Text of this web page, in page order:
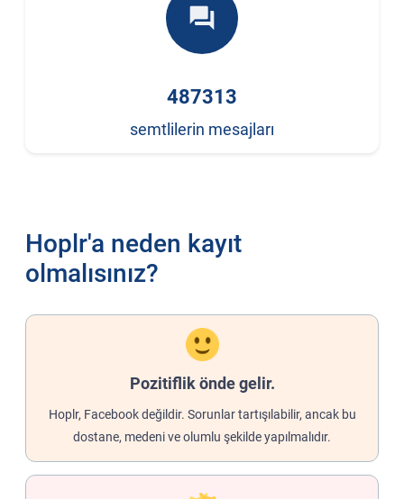
forum
487313
semtlilerin mesajları
Hoplr'a neden kayıt
olmalısınız?
Pozitiflik önde gelir.
Hoplr, Facebook değildir. Sorunlar tartışılabilir, ancak bu
dostane, medeni ve olumlu şekilde yapılmalıdır.